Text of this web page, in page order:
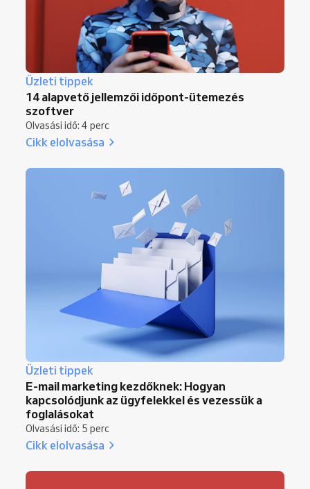
Üzleti tippek
14 alapvető jellemzői időpont-ütemezés
szoftver
Olvasási idő: 4 perc
Cikk elolvasása
Üzleti tippek
E-mail marketing kezdőknek: Hogyan
kapcsolódjunk az ügyfelekkel és vezessük a
foglalásokat
Olvasási idő: 5 perc
Cikk elolvasása